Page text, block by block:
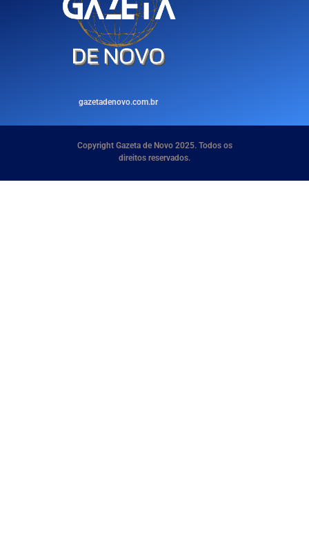
gazetadenovo.com.br
Copyright Gazeta de Novo 2025. Todos os
direitos reservados.